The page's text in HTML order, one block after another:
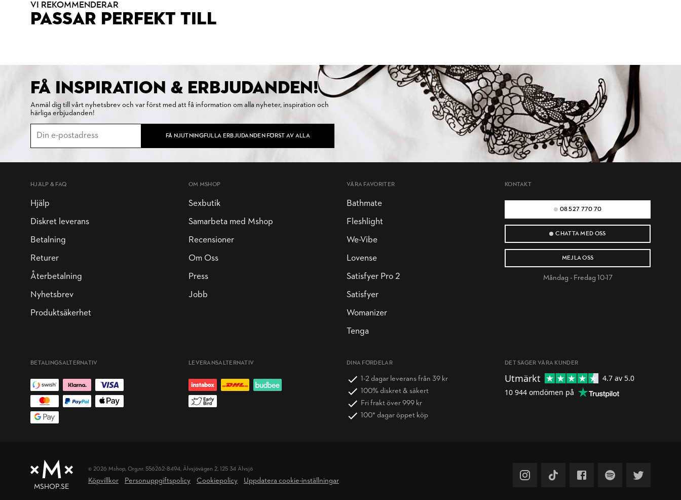
VI REKOMMENDERAR
PASSAR PERFEKT TILL
FÅ INSPIRATION & ERBJUDANDEN!
Anmäl dig till vårt nyhetsbrev och var först med att få information om alla nyheter, inspiration och
härliga erbjudanden!
FÅ NJUTNINGFULLA ERBJUDANDEN FÖRST AV ALLA
KONTAKT
08 527 770 70
CHATTA MED OSS
MEJLA OSS
Måndag - Fredag 10-17
HJÄLP & FAQ
Hjälp
Diskret leverans
Betalning
Returer
Återbetalning
Nyhetsbrev
Produktsäkerhet
OM MSHOP
Sexbutik
Samarbeta med Mshop
Recensioner
Om Oss
Press
Jobb
VÅRA FAVORITER
Bathmate
Fleshlight
We-Vibe
Lovense
Satisfyer Pro 2
Satisfyer
Womanizer
Tenga
DINA FÖRDELAR
1-2 dagar leverans från 39 kr
100% diskret & säkert
Fri frakt över 999 kr
100* dagar öppet köp
BETALINGSALTERNATIV LEVERANSALTERNATIV DET SÄGER VÅRA KUNDER
Utmärkt 4.7 av 5.0
10 944 omdömen på
MSHOP.SE
© 2026 Mshop, Org.nr. 556262-8494, Älvsjövägen 2, 125 34 Älvsjö
Köpvillkor Personuppgiftspolicy Cookiepolicy Uppdatera cookie-inställningar